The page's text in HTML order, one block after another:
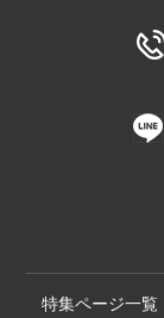
特集ページ一覧